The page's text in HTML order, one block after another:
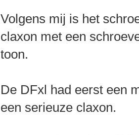
Volgens mij is het
claxon met een
toon.
De DFxl had eerst een
een serieuze claxon.